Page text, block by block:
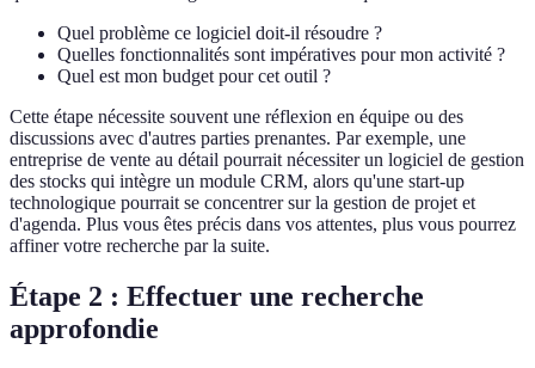
Quel problème ce logiciel doit-il résoudre ?
Quelles fonctionnalités sont impératives pour mon activité ?
Quel est mon budget pour cet outil ?
Cette étape nécessite souvent une réflexion en équipe ou des
discussions avec d'autres parties prenantes. Par exemple, une
entreprise de vente au détail pourrait nécessiter un logiciel de gestion
des stocks qui intègre un module CRM, alors qu'une start-up
technologique pourrait se concentrer sur la gestion de projet et
d'agenda. Plus vous êtes précis dans vos attentes, plus vous pourrez
affiner votre recherche par la suite.
Étape 2 : Effectuer une recherche
approfondie